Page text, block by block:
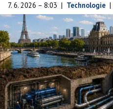
7. 6. 2026 – 8:03 | Technologie |